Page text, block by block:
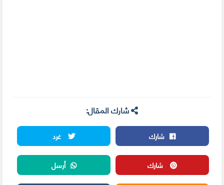
شارك المقال:
شارك
غرد
شارك
أرسل